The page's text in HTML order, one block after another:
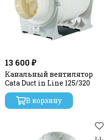
13 600 ₽
Канальный вентилятор
Cata Duct in Line 125/320
В корзину